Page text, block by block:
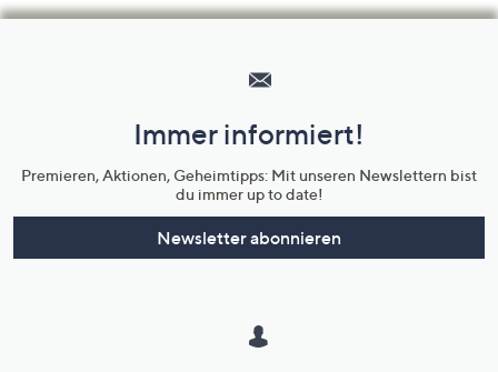
Unternehmensinformationen
Immer informiert!
Premieren, Aktionen, Geheimtipps: Mit unseren Newslettern bist
du immer up to date!
Newsletter abonnieren